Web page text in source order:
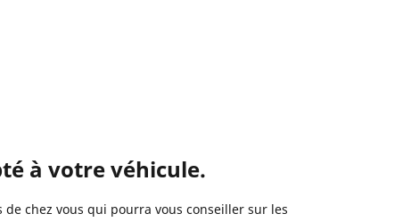
à votre véhicule.
chez vous qui pourra vous conseiller sur les